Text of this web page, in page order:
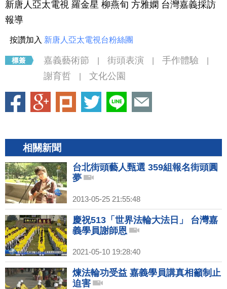
新唐人亞太電視 羅金星 柳燕旬 方雅嫻 台灣嘉義採訪
報導
按讚加入 新唐人亞太電視台粉絲團
嘉義藝術節 街頭表演 手作體驗
謝育哲 文化公園
相關新聞
台北街頭藝人甄選 359組報名街頭圓
夢
2013-05-25 21:55:48
慶祝513「世界法輪大法日」 台灣嘉
義學員謝師恩
2021-05-10 19:28:40
煉法輪功受益 嘉義學員講真相籲制止
迫害